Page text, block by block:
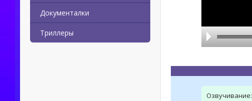
Документалки
Триллеры
Озвучивание: